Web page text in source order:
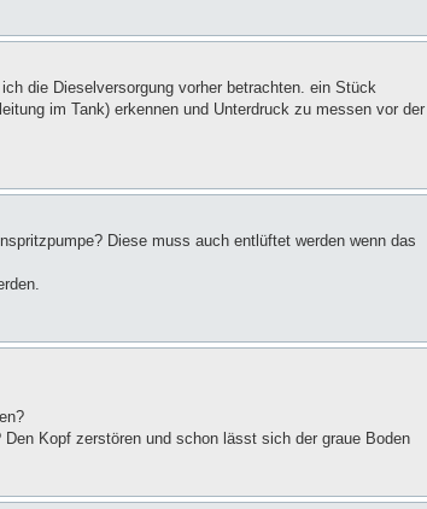
die Dieselversorgung vorher betrachten. ein Stück
im Tank) erkennen und Unterdruck zu messen vor der
Diese muss auch entlüftet werden wenn das
Kopf zerstören und schon lässt sich der graue Boden